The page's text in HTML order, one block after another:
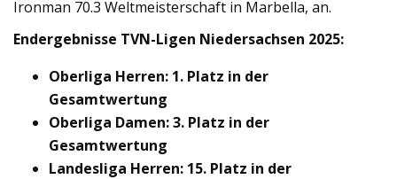
Ironman 70.3 Weltmeisterschaft in Marbella, an.
Endergebnisse TVN-Ligen Niedersachsen 2025:
Oberliga Herren: 1. Platz in der
Gesamtwertung
Oberliga Damen: 3. Platz in der
Gesamtwertung
Landesliga Herren: 15. Platz in der